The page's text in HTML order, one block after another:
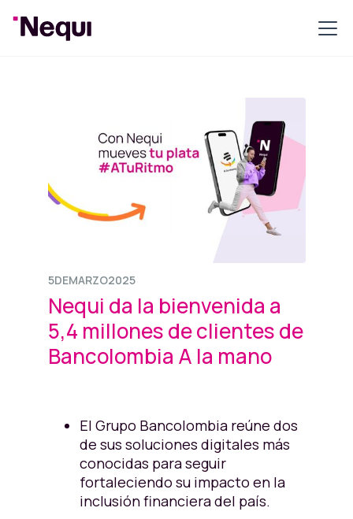
5DEMARZO2025
Nequi da la bienvenida a
5,4 millones de clientes de
Bancolombia A la mano
El Grupo Bancolombia reúne dos
de sus soluciones digitales más
conocidas para seguir
fortaleciendo su impacto en la
inclusión financiera del país.